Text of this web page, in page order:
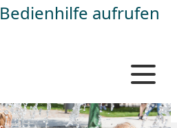
Bedienhilfe aufrufen